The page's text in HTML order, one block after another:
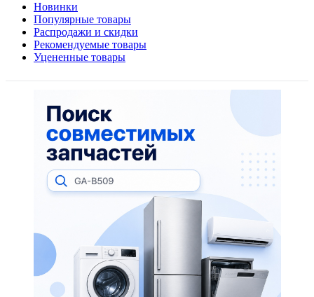
Новинки
Популярные товары
Распродажи и скидки
Рекомендуемые товары
Уцененные товары